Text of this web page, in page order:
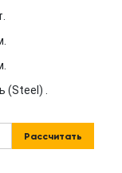
(Steel) .
Рассчитать